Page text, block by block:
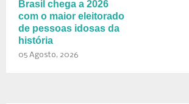
Brasil chega a 2026
com o maior eleitorado
de pessoas idosas da
história
05 Agosto, 2026